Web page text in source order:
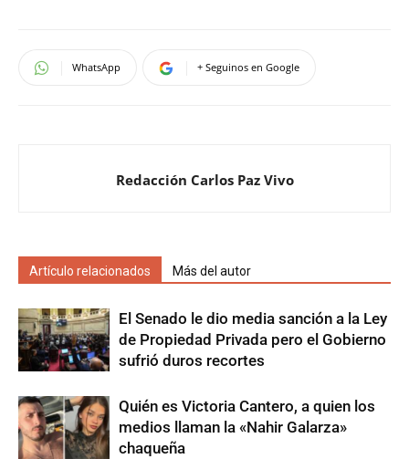
WhatsApp + Seguinos en Google
Redacción Carlos Paz Vivo
Artículo relacionados Más del autor
El Senado le dio media sanción a la Ley
de Propiedad Privada pero el Gobierno
sufrió duros recortes
Quién es Victoria Cantero, a quien los
medios llaman la «Nahir Galarza»
chaqueña